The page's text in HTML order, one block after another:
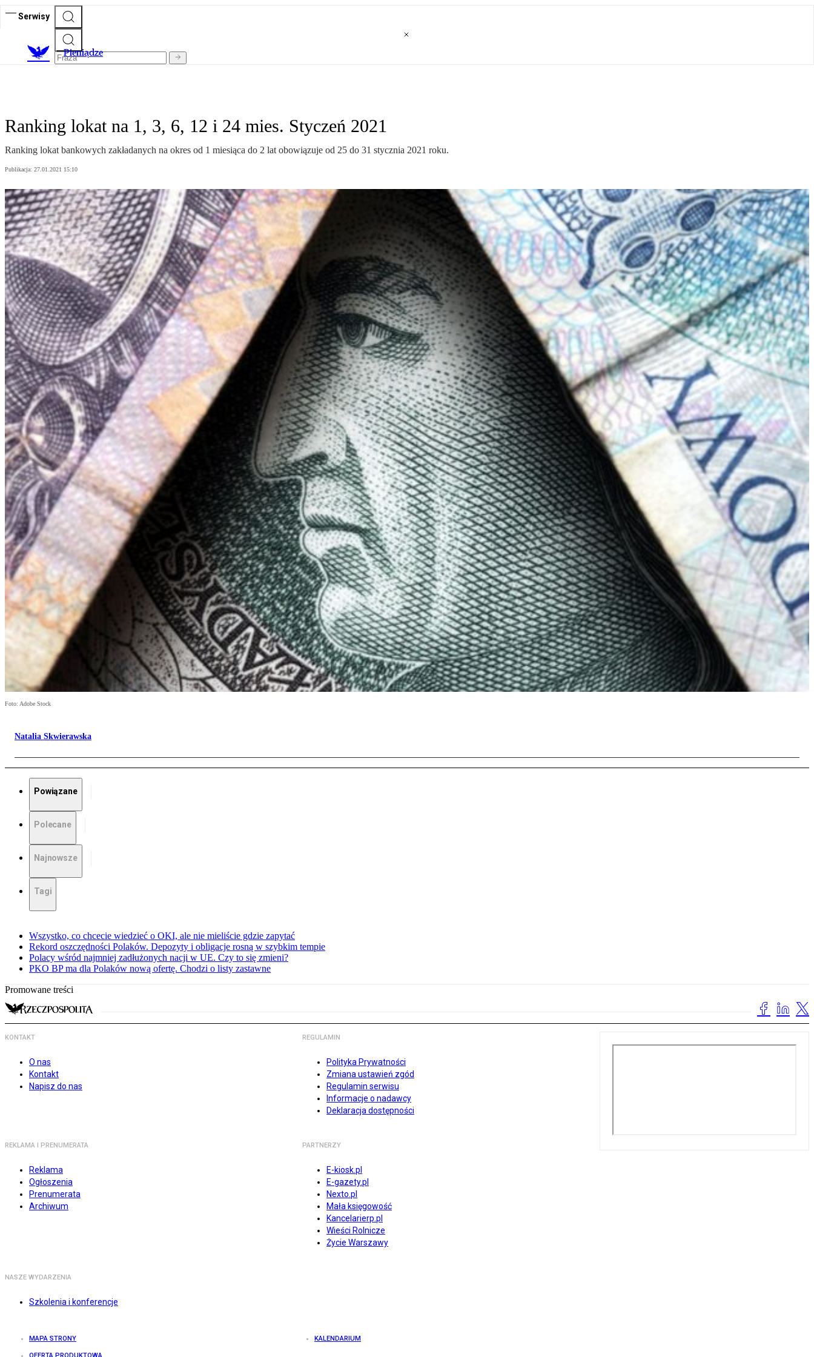
Serwisy
Pieniądze
Ranking lokat na 1, 3, 6, 12 i 24 mies. Styczeń 2021
Ranking lokat bankowych zakładanych na okres od 1 miesiąca do 2 lat obowiązuje od 25 do 31 stycznia 2021 roku.
Publikacja: 27.01.2021 15:10
Foto: Adobe Stock
Natalia Skwierawska
Powiązane
Polecane
Najnowsze
Tagi
Wszystko, co chcecie wiedzieć o OKI, ale nie mieliście gdzie zapytać
Rekord oszczędności Polaków. Depozyty i obligacje rosną w szybkim tempie
Polacy wśród najmniej zadłużonych nacji w UE. Czy to się zmieni?
PKO BP ma dla Polaków nową ofertę. Chodzi o listy zastawne
Promowane treści
KONTAKT
O nas
Kontakt
Napisz do nas
REGULAMIN
Polityka Prywatności
Zmiana ustawień zgód
Regulamin serwisu
Informacje o nadawcy
Deklaracja dostępności
REKLAMA I PRENUMERATA
Reklama
Ogłoszenia
Prenumerata
Archiwum
PARTNERZY
E-kiosk.pl
E-gazety.pl
Nexto.pl
Mała księgowość
Kancelarierp.pl
Wieści Rolnicze
Życie Warszawy
NASZE WYDARZENIA
Szkolenia i konferencje
MAPA STRONY KALENDARIUM